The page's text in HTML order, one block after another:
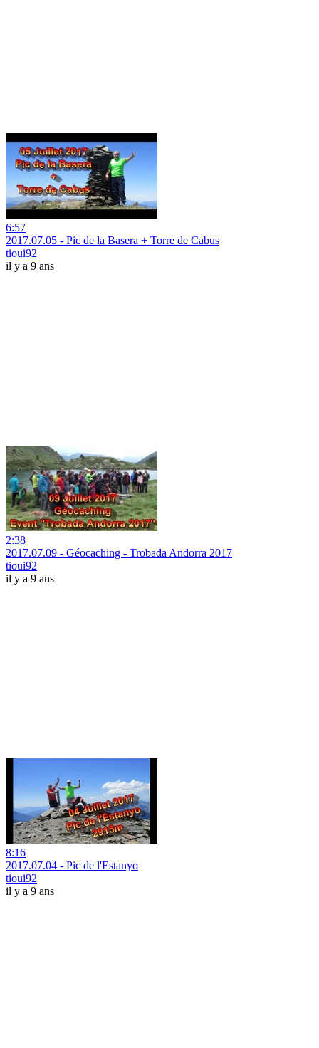
6:57
2017.07.05 - Pic de la Basera + Torre de Cabus
tioui92
il y a 9 ans
2:38
2017.07.09 - Géocaching - Trobada Andorra 2017
tioui92
il y a 9 ans
8:16
2017.07.04 - Pic de l'Estanyo
tioui92
il y a 9 ans